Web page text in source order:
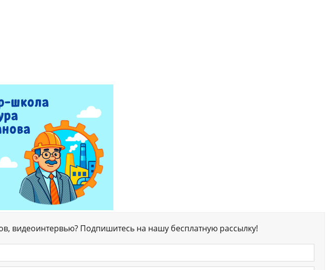
видеоинтервью? Подпишитесь на нашу бесплатную рассылку!